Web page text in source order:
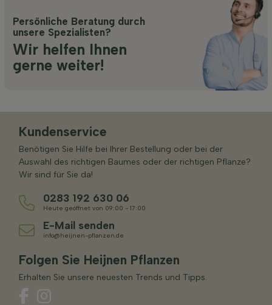
Persönliche Beratung durch
unsere Spezialisten?
Wir helfen Ihnen
gerne weiter!
Kundenservice
Benötigen Sie Hilfe bei Ihrer Bestellung oder bei der
Auswahl des richtigen Baumes oder der richtigen Pflanze?
Wir sind für Sie da!
0283 192 630 06
Heute geöffnet von 09:00 - 17:00
E-Mail senden
info@heijnen-pflanzen.de
Folgen Sie Heijnen Pflanzen
Erhalten Sie unsere neuesten Trends und Tipps.